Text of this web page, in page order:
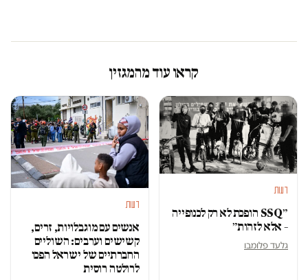
קראו עוד מהמגזין
דעות
״SSQ הופכת לא רק לכנופייה
– אלא לזהות״
גלעד פלומבו
דעות
אנשים עם מוגבלויות, זרים,
קשישים וערבים: השוליים
החברתיים של ישראל הפכו
לרולטה רוסית